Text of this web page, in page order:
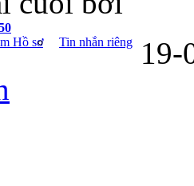
Hồ sơ
Tin nhắn riêng